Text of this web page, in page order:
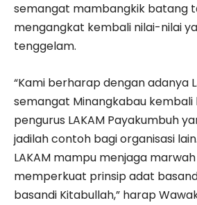
semangat mambangkik batang
mengangkat kembali nilai-nilai
tenggelam.
“Kami berharap dengan adanya
semangat Minangkabau kembali
pengurus LAKAM Payakumbuh
jadilah contoh bagi organisasi
LAKAM mampu menjaga
memperkuat prinsip adat
basandi Kitabullah,” harap